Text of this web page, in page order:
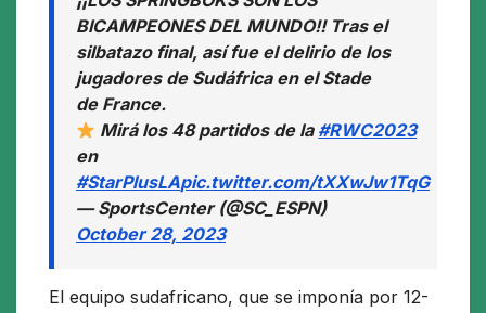
BICAMPEONES DEL MUNDO!! Tras el
silbatazo final, así fue el delirio de los
jugadores de Sudáfrica en el Stade
de France.
Mirá los 48 partidos de la #RWC2023
en
#StarPlusLApic.twitter.com/tXXwJw1TqG
— SportsCenter (@SC_ESPN)
October 28, 2023
El equipo sudafricano, que se imponía por 12-